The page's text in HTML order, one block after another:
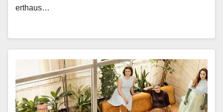
erthaus…